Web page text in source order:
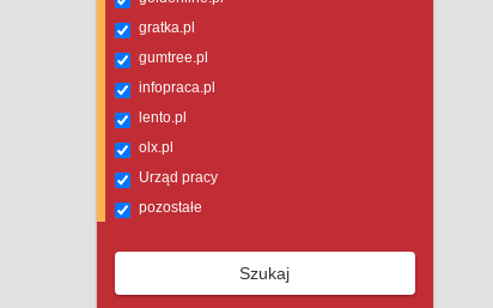
gratka.pl
gumtree.pl
infopraca.pl
lento.pl
olx.pl
Urząd pracy
pozostałe
Szukaj